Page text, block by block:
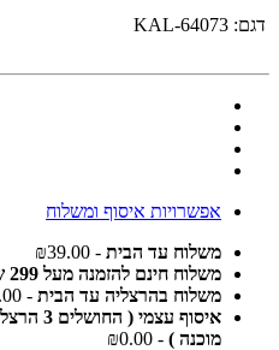
דגם: KAL-64073
אפשרויות איסוף ומשלוח
משלוח עד הבית - ₪39.00
משלוח חינם להזמנה מעל 299 ש"ח
משלוח בהרצליה עד הבית - ₪15.00
איסוף
מוכנה ) - ₪0.00